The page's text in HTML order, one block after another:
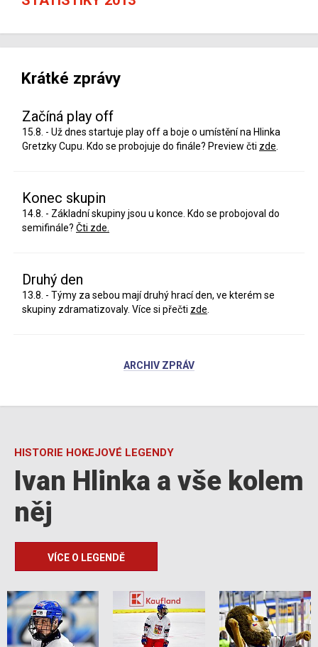
Krátké zprávy
Začíná play off
15.8. - Už dnes startuje play off a boje o umístění na Hlinka
Gretzky Cupu. Kdo se probojuje do finále? Preview čti zde
Konec skupin
14.8. - Základní skupiny jsou u konce. Kdo se probojoval do
semifinále? Čti zde.
Druhý den
13.8. - Týmy za sebou mají druhý hrací den, ve kterém se
skupiny zdramatizovaly. Více si přečti zde
ARCHIV ZPRÁV
HISTORIE HOKEJOVÉ LEGENDY
Ivan Hlinka a vše kolem
něj
VÍCE O LEGENDĚ